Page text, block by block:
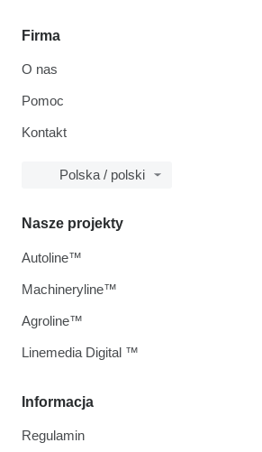
Firma
O nas
Pomoc
Kontakt
Polska / polski
Informacja
Regulamin
Nasze projekty
Autoline™
Machineryline™
Agroline™
Linemedia Digital ™